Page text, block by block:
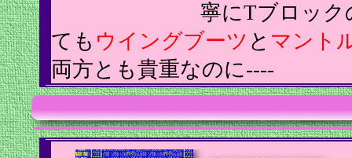
寧にTブロック
ても ウイングブーツ と マント
両方とも貴重なのに----